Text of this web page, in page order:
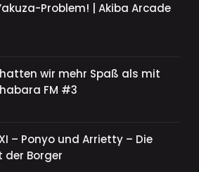
Problem! | Akiba Arcade
wir mehr Spaß als mit
FM #3
– Ponyo und Arrietty – Die
der Borger